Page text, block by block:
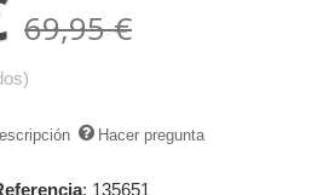
69,95 €
Hacer pregunta
: 135651